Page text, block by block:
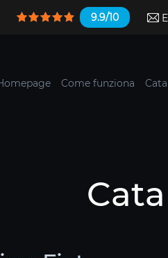
9.9/10
Come funziona